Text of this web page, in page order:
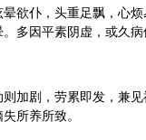
欲仆，头重足飘，心
。多因平素阴虚 ，或久
加剧，劳累即发，兼
所养所致。